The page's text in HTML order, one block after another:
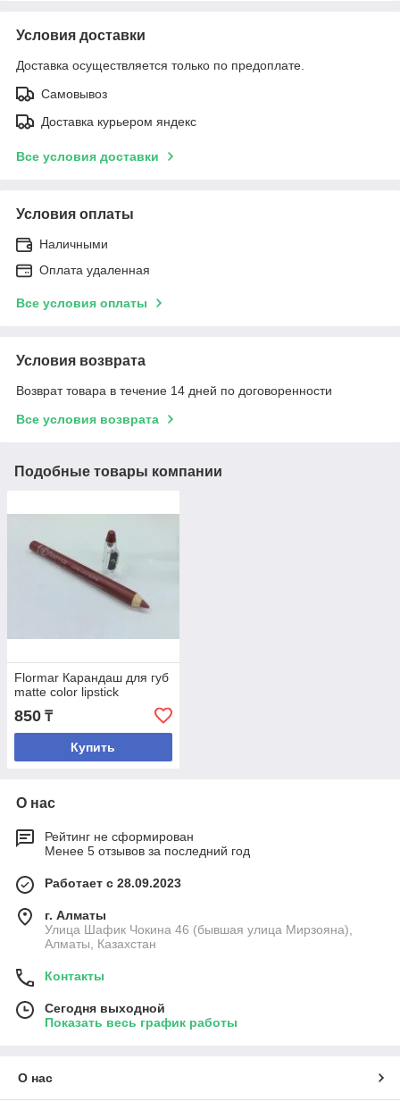
Условия доставки
Доставка осуществляется только по предоплате.
Самовывоз
Доставка курьером яндекс
Все условия доставки
Условия оплаты
Наличными
Оплата удаленная
Все условия оплаты
Условия возврата
Возврат товара в течение 14 дней по договоренности
Все условия возврата
Подобные товары компании
Flormar Карандаш для губ
matte color lipstick
850 ₸
Купить
О нас
Рейтинг не сформирован
Менее 5 отзывов за последний год
Работает с 28.09.2023
г. Алматы
Улица Шафик Чокина 46 (бывшая улица Мирзояна),
Алматы, Казахстан
Контакты
Сегодня выходной
Показать весь график работы
О нас